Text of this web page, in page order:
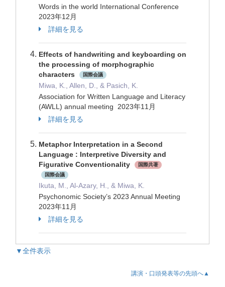
Words in the world International Conference
2023年12月
詳細を見る
Effects of handwriting and keyboarding on
the processing of morphographic
characters
国際会議
Miwa, K., Allen, D., & Pasich, K.
Association for Written Language and Literacy
(AWLL) annual meeting 2023年11月
詳細を見る
Metaphor Interpretation in a Second
Language : Interpretive Diversity and
Figurative Conventionality
国際共著
国際会議
Ikuta, M., Al-Azary, H., & Miwa, K.
Psychonomic Society’s 2023 Annual Meeting
2023年11月
詳細を見る
▼全件表示
講演・口頭発表等の先頭へ▲